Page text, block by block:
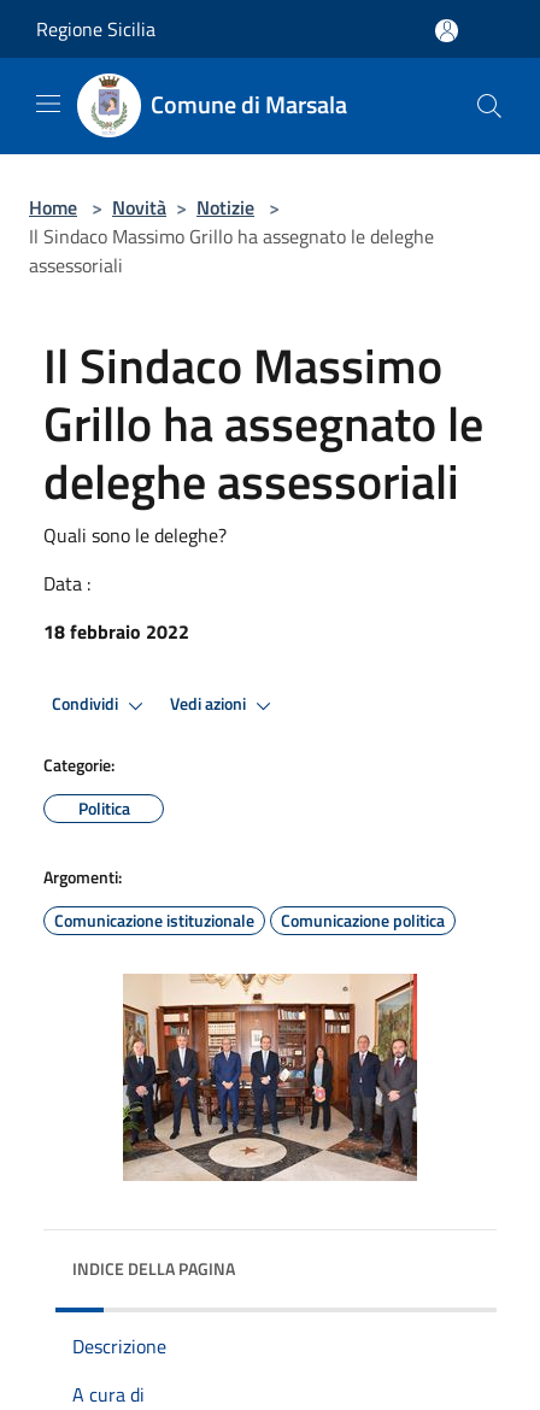
Regione Sicilia
Comune di Marsala
Home > Novità > Notizie >
Il Sindaco Massimo Grillo ha assegnato le deleghe
assessoriali
Il Sindaco Massimo
Grillo ha assegnato le
deleghe assessoriali
Quali sono le deleghe?
Data :
18 febbraio 2022
Condividi Vedi azioni
Categorie:
Politica
Argomenti:
Comunicazione istituzionale
Comunicazione politica
INDICE DELLA PAGINA
Descrizione
A cura di